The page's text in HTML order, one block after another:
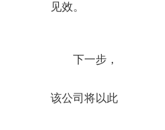
见效。
下一步，
该公司将以此